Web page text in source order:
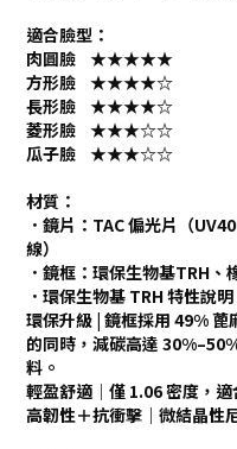
適合臉型：
肉圓臉 ★★★★★
方形臉 ★★★★☆
長形臉 ★★★★☆
菱形臉 ★★★☆☆
瓜子臉 ★★★☆☆
材質：
．鏡片：TAC 偏光片（
線）
．鏡框：環保生物基TRH、
．環保生物基 TRH 特性說明
環保升級 | 鏡框採用 49%
的同時，減碳高達
料。
輕盈舒適｜僅 1.06 密度，
高韌性＋抗衝擊｜微結晶性